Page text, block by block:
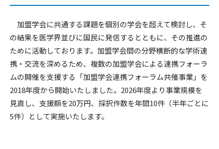
加盟学会に共通する課題を個別の学会を超えて検討し、そ
の結果を医学界並びに国民に発信するとともに、その推進の
ために活動しております。加盟学会間の分野横断的な学術連
携・交流を深めるため、複数の加盟学会による連携フォーラ
ムの開催を支援する「加盟学会連携フォーラム共催事業」を
2018年度から開始いたしました。2026年度より事業規模を
見直し、支援額を20万円、採択件数を年間10件（半年ごとに
5件）として実施いたします。